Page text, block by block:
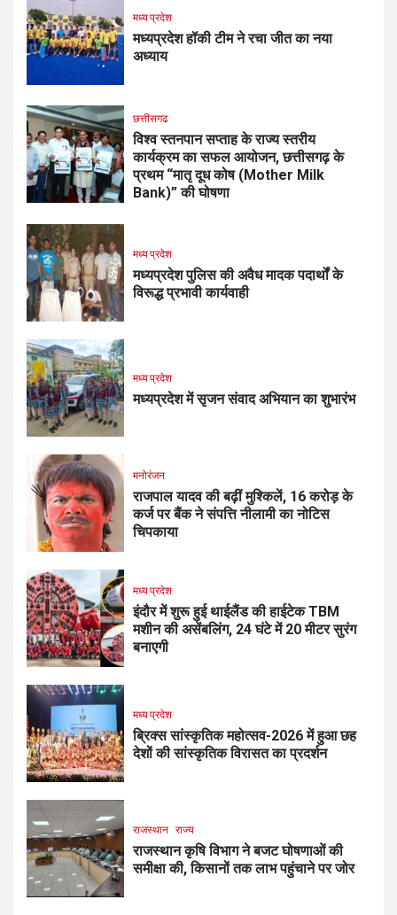
मध्य प्रदेश
मध्यप्रदेश हॉकी टीम ने रचा जीत का नया
अध्याय
छत्तीसगढ
विश्व स्तनपान सप्ताह के राज्य स्तरीय
कार्यक्रम का सफल आयोजन, छत्तीसगढ़ के
प्रथम “मातृ दूध कोष (Mother Milk
Bank)” की घोषणा
मध्य प्रदेश
मध्यप्रदेश पुलिस की अवैध मादक पदार्थों के
विरूद्ध प्रभावी कार्यवाही
मध्य प्रदेश
मध्यप्रदेश में सृजन संवाद अभियान का शुभारंभ
मनोरंजन
राजपाल यादव की बढ़ीं मुश्किलें, ₹16 करोड़ के
कर्ज पर बैंक ने संपत्ति नीलामी का नोटिस
चिपकाया
मध्य प्रदेश
इंदौर में शुरू हुई थाईलैंड की हाईटेक TBM
मशीन की असेंबलिंग, 24 घंटे में 20 मीटर सुरंग
बनाएगी
मध्य प्रदेश
ब्रिक्स सांस्कृतिक महोत्सव-2026 में हुआ छह
देशों की सांस्कृतिक विरासत का प्रदर्शन
राजस्थान राज्य
राजस्थान कृषि विभाग ने बजट घोषणाओं की
समीक्षा की, किसानों तक लाभ पहुंचाने पर जोर